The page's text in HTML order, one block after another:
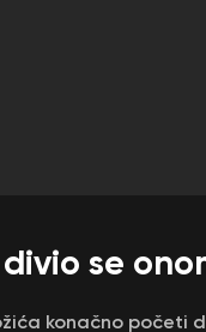
se
konačno početi